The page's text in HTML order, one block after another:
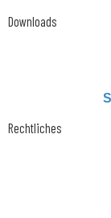
Downloads
Rechtliches